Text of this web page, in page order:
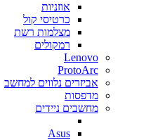
אוזניות
כרטיסי קול
מצלמות רשת
רמקולים
Lenovo
ProtoArc
אביזרים נלווים למחשב
מדפסות
מחשבים ניידים
Asus